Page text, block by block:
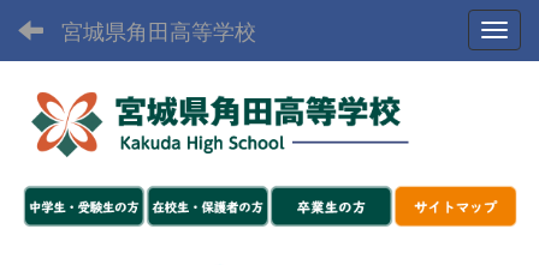
宮城県角田高等学校